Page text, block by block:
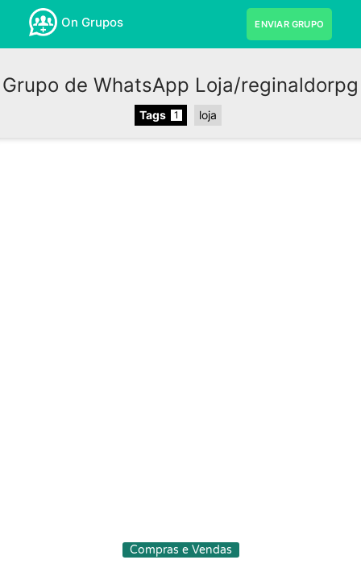
On Grupos ENVIAR GRUPO
Grupo de WhatsApp Loja/reginaldorpg
Tags 1 loja
Compras e Vendas